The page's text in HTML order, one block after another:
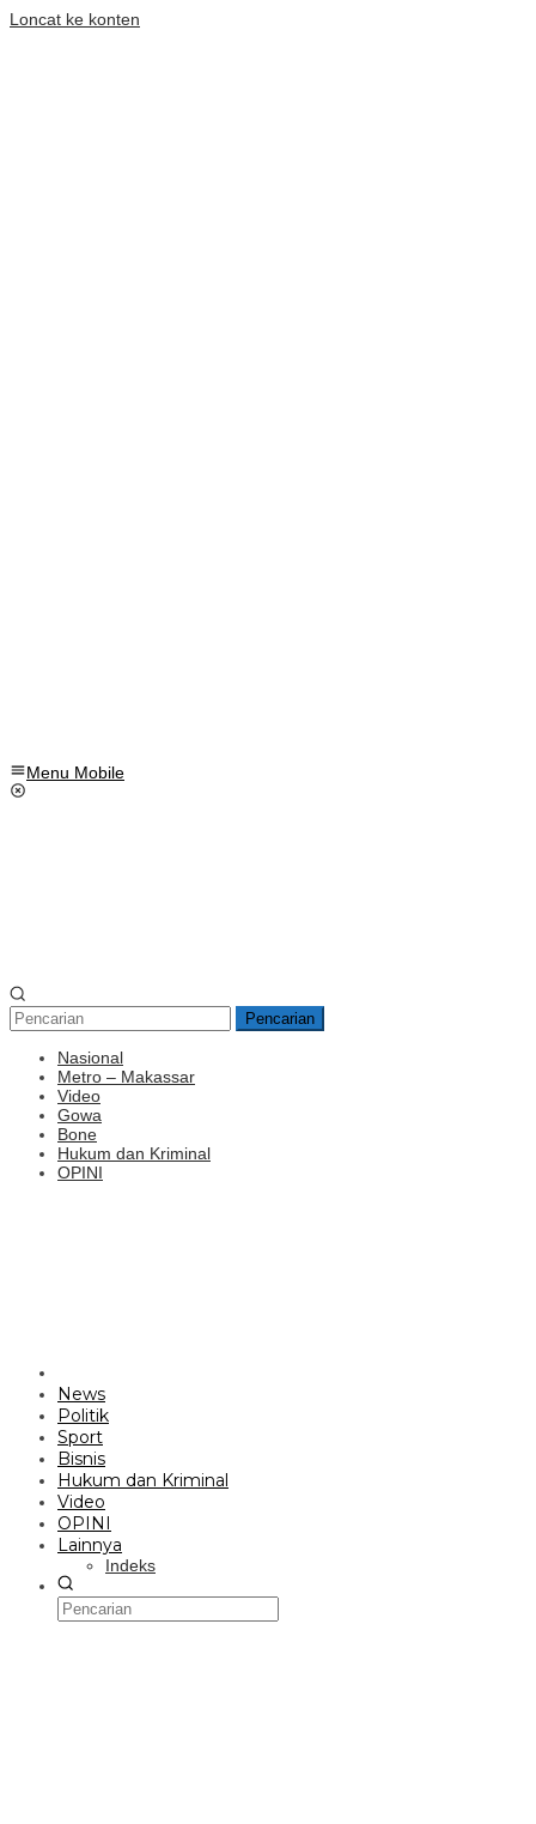
Loncat ke konten
Menu Mobile
Pencarian
Nasional
Metro – Makassar
Video
Gowa
Bone
Hukum dan Kriminal
OPINI
News
Politik
Sport
Bisnis
Hukum dan Kriminal
Video
OPINI
Lainnya
Indeks